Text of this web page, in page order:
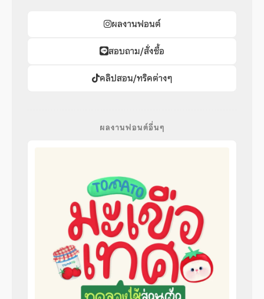
ผลงานฟอนต์
สอบถาม/สั่งซื้อ
คลิปสอน/ทริคต่างๆ
ผลงานฟอนต์อื่นๆ